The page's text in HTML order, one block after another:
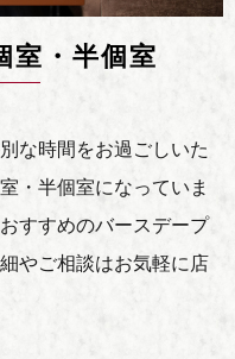
室・半個室
な時間をお過ごしいた
・半個室になっていま
すすめのバースデープ
やご相談はお気軽に店